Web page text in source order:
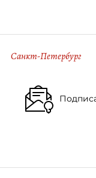
Санкт-Петербург